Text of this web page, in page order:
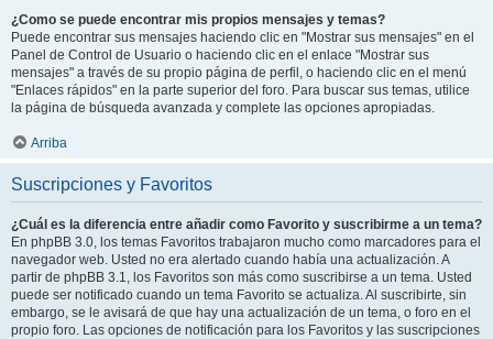
¿Como se puede encontrar mis propios mensajes y temas?
Puede encontrar sus mensajes haciendo clic en "Mostrar sus mensajes" en el
Panel de Control de Usuario o haciendo clic en el enlace "Mostrar sus
mensajes" a través de su propio página de perfil, o haciendo clic en el menú
"Enlaces rápidos" en la parte superior del foro. Para buscar sus temas, utilice
la página de búsqueda avanzada y complete las opciones apropiadas.
Arriba
Suscripciones y Favoritos
¿Cuál es la diferencia entre añadir como Favorito y suscribirme a un tema?
En phpBB 3.0, los temas Favoritos trabajaron mucho como marcadores para el
navegador web. Usted no era alertado cuando había una actualización. A
partir de phpBB 3.1, los Favoritos son más como suscribirse a un tema. Usted
puede ser notificado cuando un tema Favorito se actualiza. Al suscribirte, sin
embargo, se le avisará de que hay una actualización de un tema, o foro en el
propio foro. Las opciones de notificación para los Favoritos y las suscripciones